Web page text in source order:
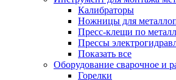
Калибраторы
Ножницы для
Пресс-клещи по
Прессы
Показать все
Оборудование сварочное и
Горелки